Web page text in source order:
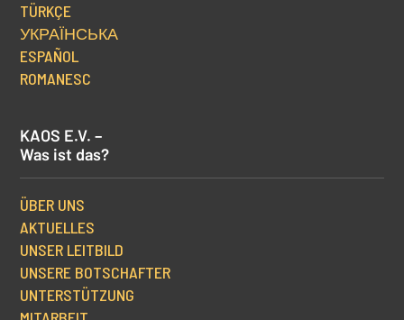
TÜRKÇE
УКРАЇНСЬКА
ESPAÑOL
ROMANESC
KAOS E.V. –
Was ist das?
ÜBER UNS
AKTUELLES
UNSER LEITBILD
UNSERE BOTSCHAFTER
UNTERSTÜTZUNG